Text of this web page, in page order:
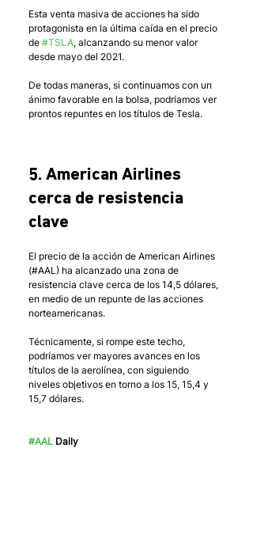
Esta venta masiva de acciones ha sido
protagonista en la última caída en el precio
de #TSLA, alcanzando su menor valor
desde mayo del 2021.
De todas maneras, si continuamos con un
ánimo favorable en la bolsa, podríamos ver
prontos repuntes en los títulos de Tesla.
5. American Airlines
cerca de resistencia
clave
El precio de la acción de American Airlines
(#AAL) ha alcanzado una zona de
resistencia clave cerca de los 14,5 dólares,
en medio de un repunte de las acciones
norteamericanas.
Técnicamente, si rompe este techo,
podríamos ver mayores avances en los
títulos de la aerolínea, con siguiendo
niveles objetivos en torno a los 15, 15,4 y
15,7 dólares.
#AAL Daily